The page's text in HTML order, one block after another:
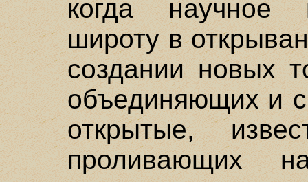
когда научное
широту в
создании новых
объединяющих и
открытые,
проливающих